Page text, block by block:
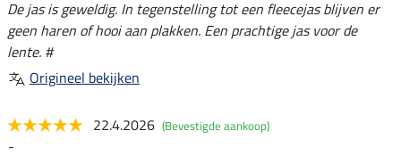
De jas is geweldig. In tegenstelling tot een fleecejas blijven er
geen haren of hooi aan plakken. Een prachtige jas voor de
lente. #
Origineel bekijken
22.4.2026 (Bevestigde aankoop)
-